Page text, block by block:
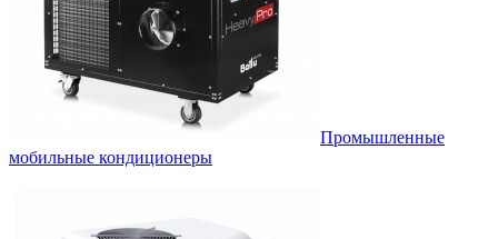
Промышленные
мобильные кондиционеры